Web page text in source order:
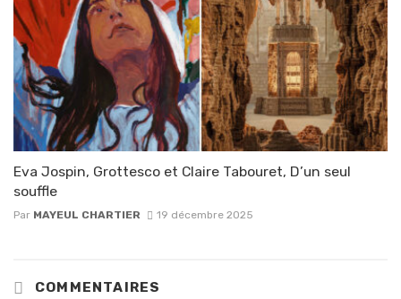
Eva Jospin, Grottesco et Claire Tabouret, D’un seul
souffle
Par MAYEUL CHARTIER 19 décembre 2025
COMMENTAIRES